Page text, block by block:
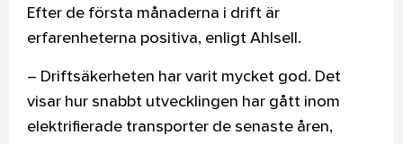
Efter de första månaderna i drift är
erfarenheterna positiva, enligt Ahlsell.
– Driftsäkerheten har varit mycket god. Det
visar hur snabbt utvecklingen har gått inom
elektrifierade transporter de senaste åren,